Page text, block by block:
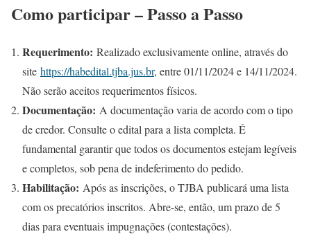
Como participar – Passo a Passo
Requerimento: Realizado exclusivamente online, através do
site https://habedital.tjba.jus.br, entre 01/11/2024 e 14/11/2024.
Não serão aceitos requerimentos físicos.
Documentação: A documentação varia de acordo com o tipo
de credor. Consulte o edital para a lista completa. É
fundamental garantir que todos os documentos estejam legíveis
e completos, sob pena de indeferimento do pedido.
Habilitação: Após as inscrições, o TJBA publicará uma lista
com os precatórios inscritos. Abre-se, então, um prazo de 5
dias para eventuais impugnações (contestações).